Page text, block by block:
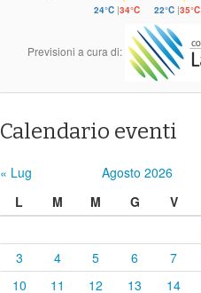
24°C |34°C 22°C |35°C
Previsioni a cura di:
Calendario eventi
« Lug Agosto 2026
L
M M G V
3
4 5 6 7
10
11 12 13 14